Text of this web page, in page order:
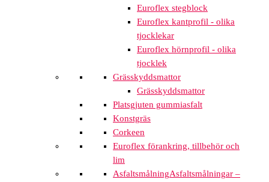
Euroflex stegblock
Euroflex kantprofil - olika
tjocklekar
Euroflex hörnprofil - olika
tjocklek
Grässkyddsmattor
Grässkyddsmattor
Platsgjuten gummiasfalt
Konstgräs
Corkeen
Euroflex förankring, tillbehör och
lim
AsfaltsmålningAsfaltsmålningar –